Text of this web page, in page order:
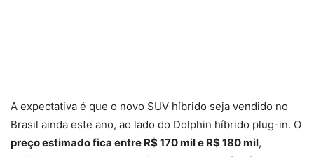
A expectativa é que o novo SUV híbrido seja vendido no
Brasil ainda este ano, ao lado do Dolphin híbrido plug-in. O
preço estimado fica entre R$ 170 mil e R$ 180 mil,